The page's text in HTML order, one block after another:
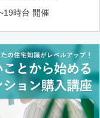
時台 開催